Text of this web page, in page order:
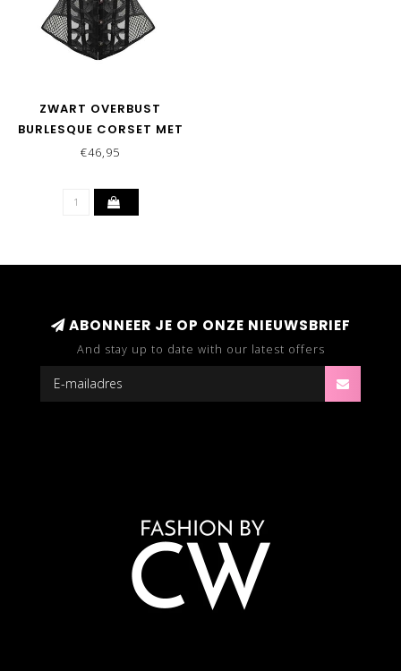
ZWART OVERBUST
BURLESQUE CORSET MET
LEATHERLOOK DETAILS
€46,95
ABONNEER JE OP ONZE NIEUWSBRIEF
And stay up to date with our latest offers